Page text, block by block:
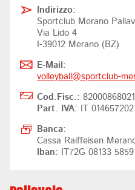
Indirizzo:
Sportclub Merano
Via Lido 4
I-39012 Merano (BZ)
E-Mail:
volleyball@sportclub-
Cod.Fisc.:
Part. IVA:
IT
Banca:
Cassa Raiffeisen
Iban: IT72G 08133